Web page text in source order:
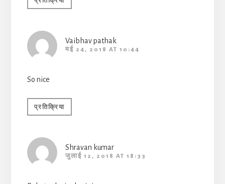
Vaibhav pathak
मई 24, 2018 AT 10:44
So nice
प्रतिक्रिया
Shravan kumar
जुलाई 12, 2018 AT 18:33